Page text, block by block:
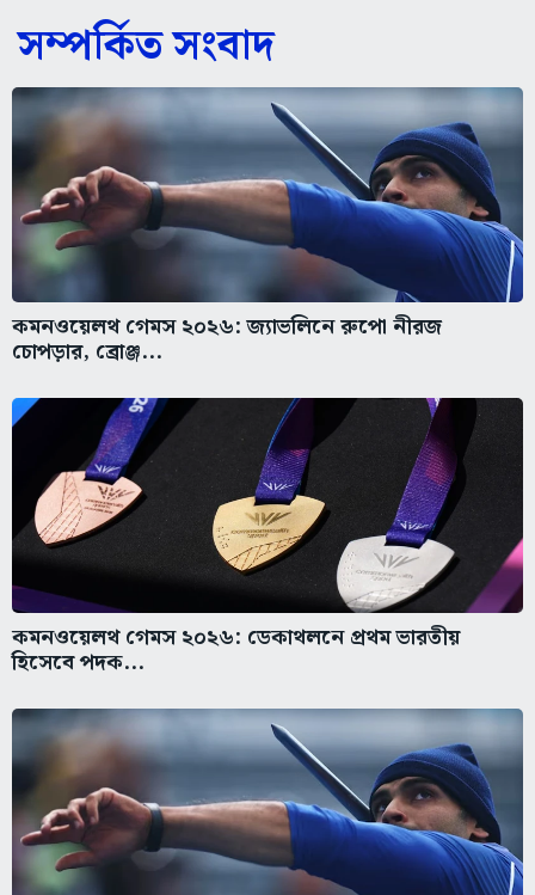
সম্পর্কিত সংবাদ
কমনওয়েলথ গেমস ২০২৬: জ্যাভলিনে রুপো নীরজ
চোপড়ার, ব্রোঞ্জ...
কমনওয়েলথ গেমস ২০২৬: ডেকাথলনে প্রথম ভারতীয়
হিসেবে পদক...